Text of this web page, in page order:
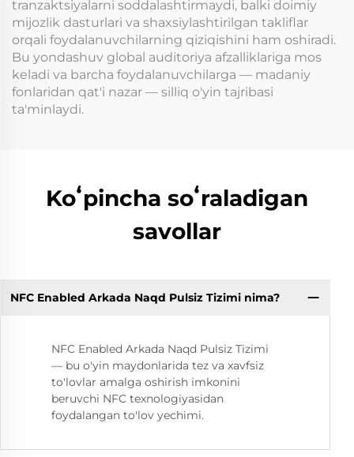
tranzaktsiyalarni soddalashtirmaydi, balki doimiy
mijozlik dasturlari va shaxsiylashtirilgan takliflar
orqali foydalanuvchilarning qiziqishini ham oshiradi.
Bu yondashuv global auditoriya afzalliklariga mos
keladi va barcha foydalanuvchilarga — madaniy
fonlaridan qat'i nazar — silliq o'yin tajribasi
ta'minlaydi.
Koʻpincha soʻraladigan
savollar
NFC Enabled Arkada Naqd Pulsiz Tizimi nima?
NFC Enabled Arkada Naqd Pulsiz Tizimi
— bu o'yin maydonlarida tez va xavfsiz
to'lovlar amalga oshirish imkonini
beruvchi NFC texnologiyasidan
foydalangan to'lov yechimi.